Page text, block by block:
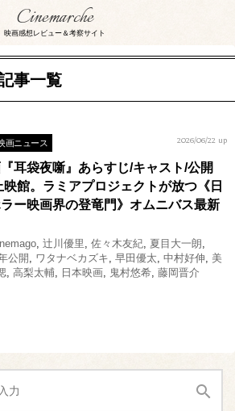
Cinemarche
映画感想レビュー＆考察サイト
事一覧
画ニュース 2026/06/22 up
耳袋夜噺』あらすじ/キャスト/公開
映館。ラミアプロジェクトが放つ《日
ー映画界の登竜門》オムニバス最新
, 辻川優里 , 佐々木友紀, 夏目大一朗,
公開, ワタナベカズキ, 早田優太, 中村好伸, 美
, 高梨太輔, 日本映画, 鬼村悠希, 藤岡晋介